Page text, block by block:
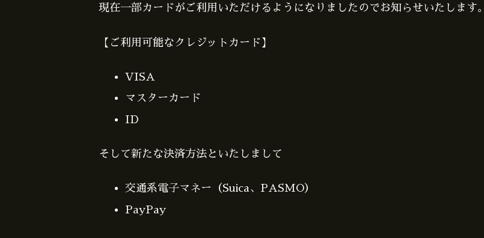
現在一部カードがご利用いただけるようになりましたのでお知らせいたします。
【ご利用可能なクレジットカード】
VISA
マスターカード
ID
そして新たな決済方法といたしまして
交通系電子マネー（Suica、PASMO）
PayPay